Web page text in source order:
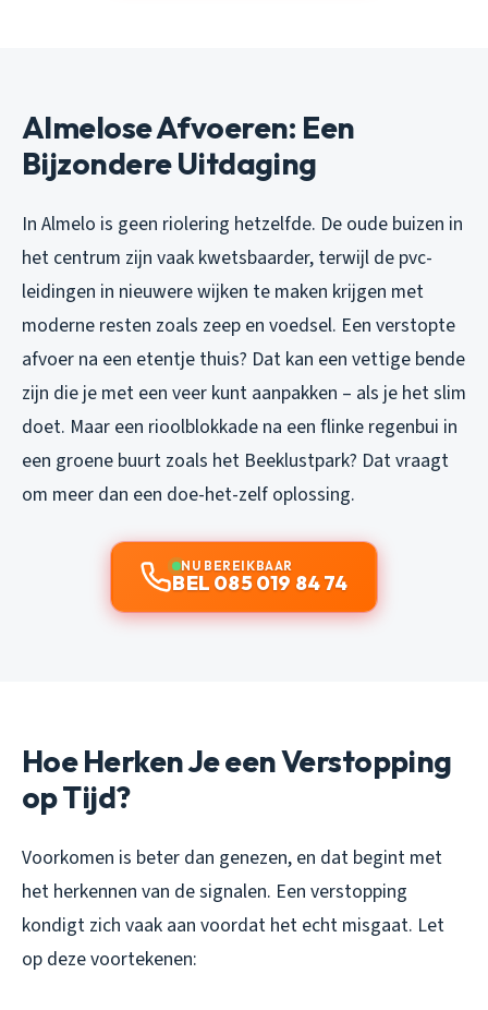
Almelose Afvoeren: Een
Bijzondere Uitdaging
In Almelo is geen riolering hetzelfde. De oude buizen in
het centrum zijn vaak kwetsbaarder, terwijl de pvc-
leidingen in nieuwere wijken te maken krijgen met
moderne resten zoals zeep en voedsel. Een verstopte
afvoer na een etentje thuis? Dat kan een vettige bende
zijn die je met een veer kunt aanpakken – als je het slim
doet. Maar een rioolblokkade na een flinke regenbui in
een groene buurt zoals het Beeklustpark? Dat vraagt
om meer dan een doe-het-zelf oplossing.
NU BEREIKBAAR
BEL 085 019 84 74
Hoe Herken Je een Verstopping
op Tijd?
Voorkomen is beter dan genezen, en dat begint met
het herkennen van de signalen. Een verstopping
kondigt zich vaak aan voordat het echt misgaat. Let
op deze voortekenen: